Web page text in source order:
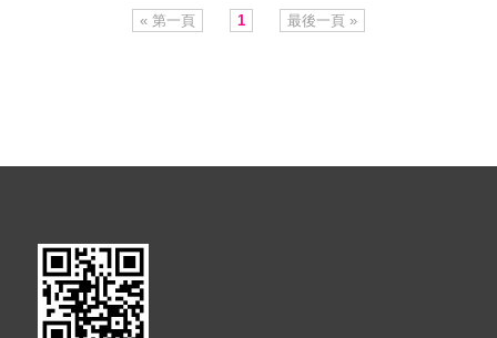
« 第一頁 1 最後一頁 »